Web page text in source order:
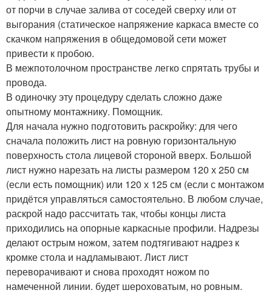
от порчи в случае залива от соседей сверху или от
выгорания (статическое напряжение каркаса вместе со
скачком напряжения в общедомовой сети может
привести к пробою.
В межпотолочном пространстве легко спрятать трубы и
провода.
В одиночку эту процедуру сделать сложно даже
опытному монтажнику. Помощник.
Для начала нужно подготовить раскройку: для чего
сначала положить лист на ровную горизонтальную
поверхность стола лицевой стороной вверх. Большой
лист нужно нарезать на листы размером 120 х 250 см
(если есть помощник) или 120 х 125 см (если с монтажом
придётся управляться самостоятельно. В любом случае,
раскрой надо рассчитать так, чтобы концы листа
приходились на опорные каркасные профили. Надрезы
делают острым ножом, затем подтягивают надрез к
кромке стола и надламывают. Лист лист
переворачивают и снова проходят ножом по
намеченной линии. будет шероховатым, но ровным.